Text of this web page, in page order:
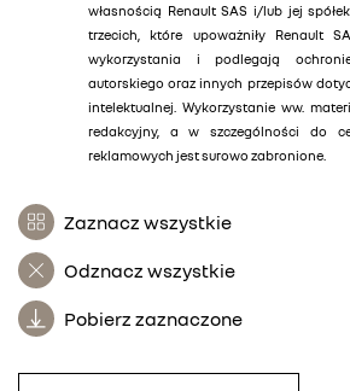
własnością Renault SAS i/lub jej
trzecich, które upoważniły Renault
wykorzystania i podlegają
autorskiego oraz innych przepisów
intelektualnej. Wykorzystanie ww.
redakcyjny, a w szczególności do
reklamowych jest surowo zabronione.
Zaznacz wszystkie
Odznacz wszystkie
Pobierz zaznaczone